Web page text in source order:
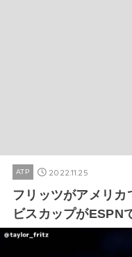
ATP 2022.11.25
フリッツがアメリ
ビスカップがESPN